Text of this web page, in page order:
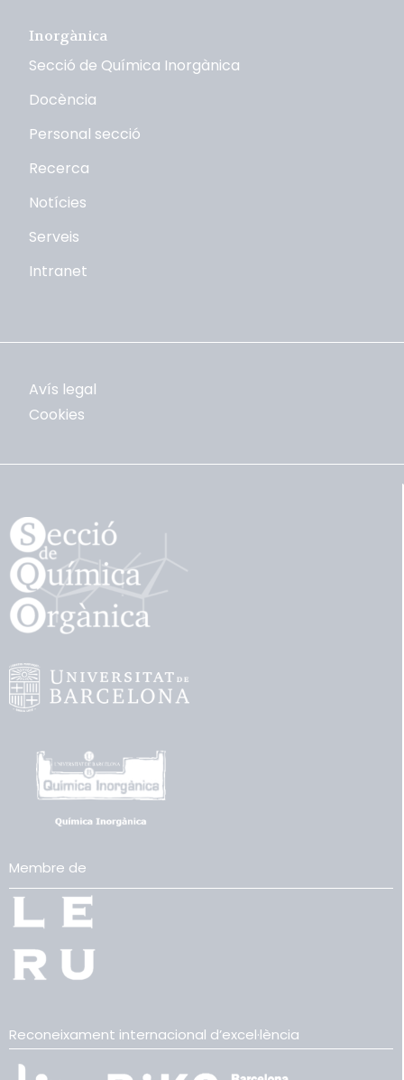
Inorgànica
Secció de Química Inorgànica
Docència
Personal secció
Recerca
Notícies
Serveis
Intranet
Avís legal
Cookies
Membre de
Reconeixament internacional d’excel·lència